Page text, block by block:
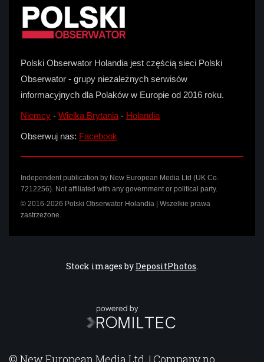
Polski Obserwator Holandia jest częścią sieci Polski
Obserwator - grupy niezależnych serwisów
informacyjnych dla Polaków w Europie od 2016 roku.
Niemcy - Wielka Brytania- Holandia
Obserwuj nas: Facebook
Independent publication by New European Media Ltd (UK Co.
7212256). Not affiliated with any government or political party.
© 2016-2026 Polski Obserwator Holandia | Wszelkie prawa
zastrzeżone.
Stock images byDepositPhotos.